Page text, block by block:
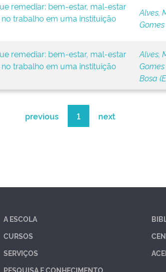
remediar: bem-estar, mal-estar
trabalho em uma instituição
Alves,
remediar: bem-estar, mal-estar
trabalho em uma instituição
Alves,
Bosa
previous 1 next
A ESCOLA
CURSOS
SERVIÇOS
PESQUISA E CONHECIMENTO